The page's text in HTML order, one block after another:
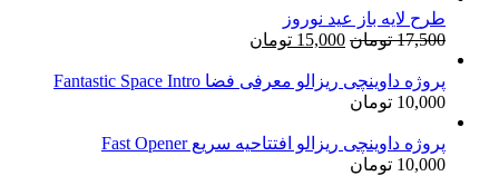
طرح لایه باز عید نوروز
17,500 تومان قیمت
17,500 تومان
15,000 تومان
15,000 تومان.
پروژه داوینچی ریزالو معرفی فضا Fantastic Space Intro
10,000 تومان
پروژه داوینچی ریزالو افتتاحیه سریع Fast Opener
10,000 تومان